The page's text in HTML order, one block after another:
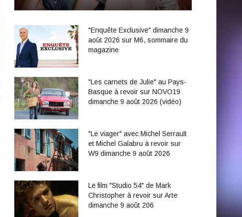
"Enquête Exclusive" dimanche 9
août 2026 sur M6, sommaire du
magazine
"Les carnets de Julie" au Pays-
Basque à revoir sur NOVO19
dimanche 9 août 2026 (vidéo)
"Le viager" avec Michel Serrault
et Michel Galabru à revoir sur
W9 dimanche 9 août 2026
Le film "Studio 54" de Mark
Christopher à revoir sur Arte
dimanche 9 août 206